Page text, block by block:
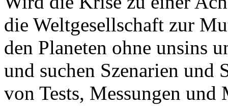
die Weltgesellschaft zur
den Planeten ohne unsins
und suchen Szenarien und
von Tests, Messungen und